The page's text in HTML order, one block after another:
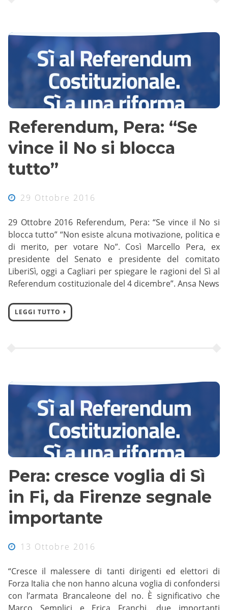
Referendum, Pera: “Se
vince il No si blocca
tutto”
29 Ottobre 2016
29 Ottobre 2016 Referendum, Pera: “Se vince il No si
blocca tutto” “Non esiste alcuna motivazione, politica e
di merito, per votare No”. Così Marcello Pera, ex
presidente del Senato e presidente del comitato
LiberiSì, oggi a Cagliari per spiegare le ragioni del Sì al
Referendum costituzionale del 4 dicembre”. Ansa News
LEGGI TUTTO
Pera: cresce voglia di Sì
in Fi, da Firenze segnale
importante
13 Ottobre 2016
“Cresce il malessere di tanti dirigenti ed elettori di
Forza Italia che non hanno alcuna voglia di confondersi
con l’armata Brancaleone del no. È significativo che